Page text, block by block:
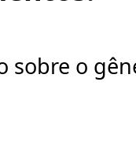
sobre o